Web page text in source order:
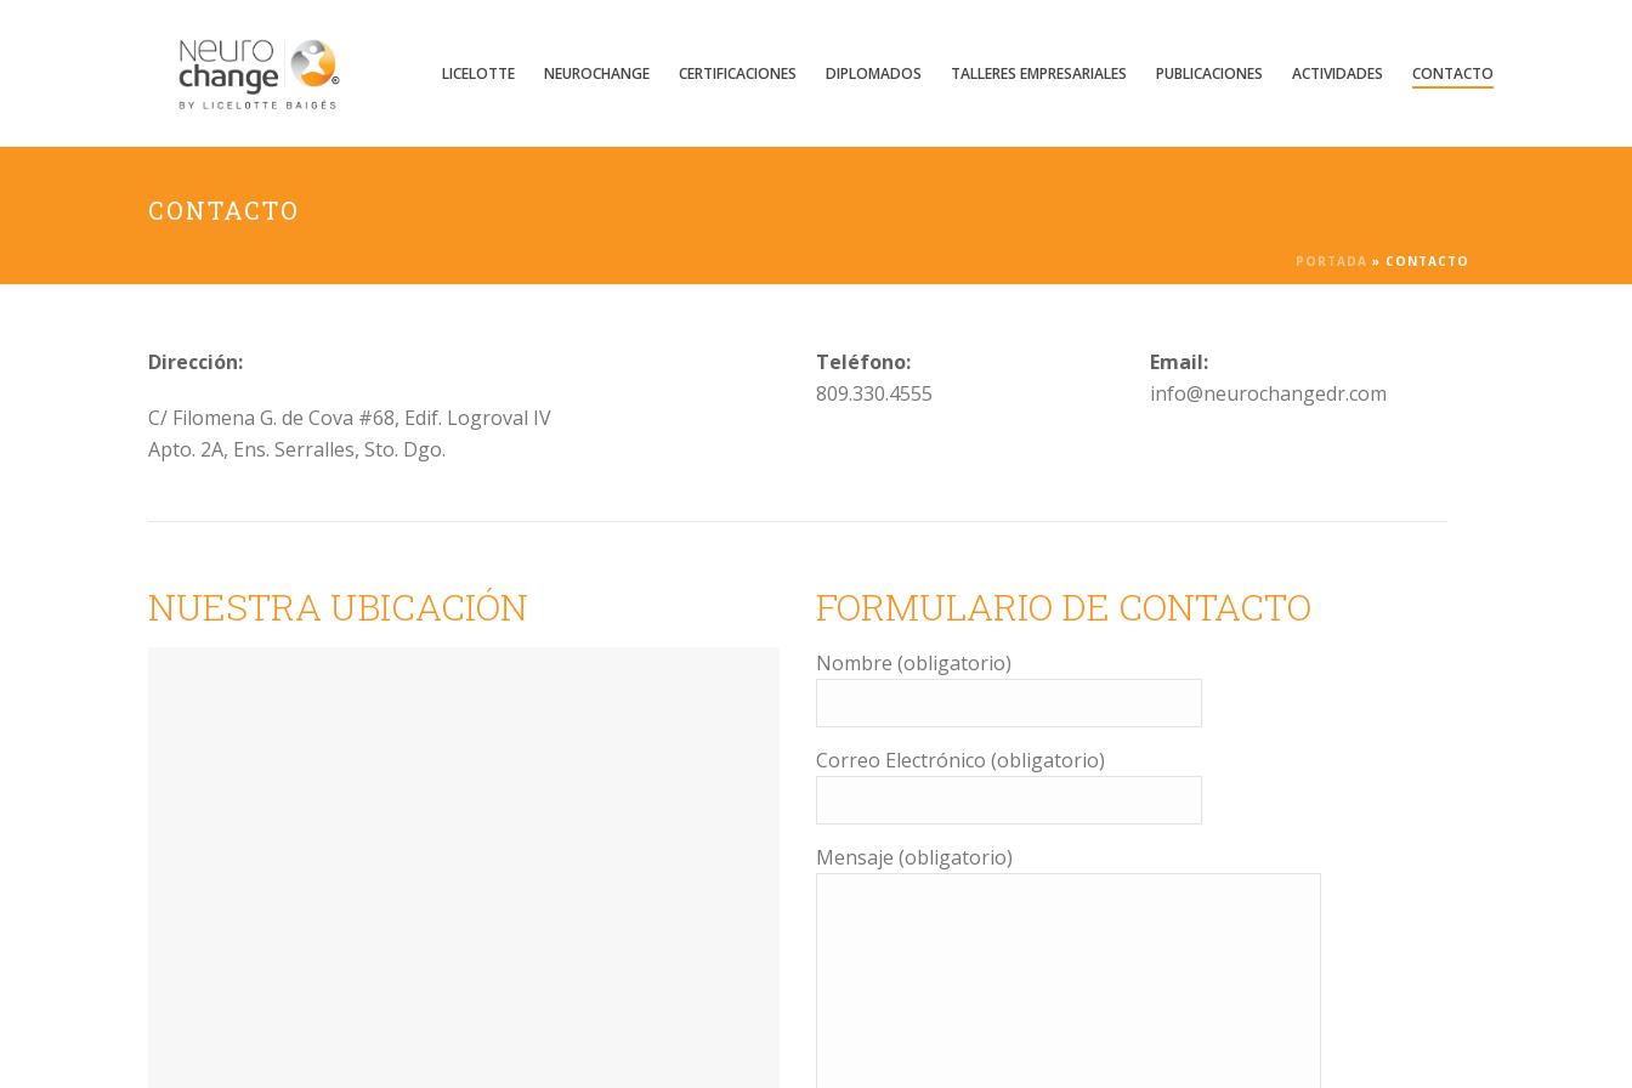
LICELOTTE NEUROCHANGE CERTIFICACIONES DIPLOMADOS TALLERES EMPRESARIALES PUBLICACIONES ACTIVIDADES CONTACTO
CONTACTO
PORTADA » CONTACTO
Dirección:
C/ Filomena G. de Cova #68, Edif. Logroval IV
Apto. 2A, Ens. Serralles, Sto. Dgo.
Teléfono:
809.330.4555
Email:
info@neurochangedr.com
NUESTRA UBICACIÓN FORMULARIO DE CONTACTO
Nombre (obligatorio)
Correo Electrónico (obligatorio)
Mensaje (obligatorio)